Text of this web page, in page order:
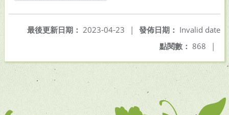
發佈日期： Invalid date
最後更新日期： 2023-04-23
|
點閱數： 868 |